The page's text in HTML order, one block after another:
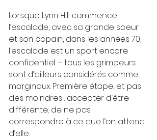
Lorsque Lynn Hill commence
l’escalade, avec sa grande soeur
et son copain, dans les années 70,
l’escalade est un sport encore
confidentiel – tous les grimpeurs
sont d’ailleurs considérés comme
marginaux. Première étape, et pas
des moindres : accepter d’être
différente, de ne pas
correspondre à ce que l’on attend
d’elle.